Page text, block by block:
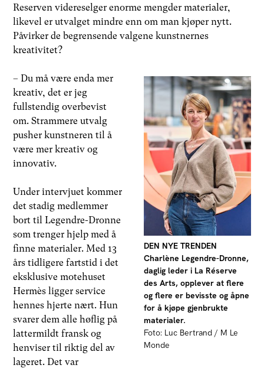
Reserven videreselger enorme mengder materialer,
likevel er utvalget mindre enn om man kjøper nytt.
Påvirker de begrensende valgene kunstnernes
kreativitet?
DEN NYE TRENDEN
Charlène Legendre-Dronne,
daglig leder i La Réserve
des Arts, opplever at flere
og flere er bevisste og åpne
for å kjøpe gjenbrukte
materialer.
Foto: Luc Bertrand / M Le
Monde
– Du må være enda mer
kreativ, det er jeg
fullstendig overbevist
om. Strammere utvalg
pusher kunstneren til å
være mer kreativ og
innovativ.
Under intervjuet kommer
det stadig medlemmer
bort til Legendre-Dronne
som trenger hjelp med å
finne materialer. Med 13
års tidligere fartstid i det
eksklusive motehuset
Hermès ligger service
hennes hjerte nært. Hun
svarer dem alle høflig på
lattermildt fransk og
henviser til riktig del av
lageret. Det var